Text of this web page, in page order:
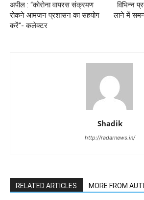
अपील : “कोरोना वायरस संक्रमण
रोकने आमजन प्रशासन का सहयोग
करें”- कलेक्टर
विभिन्न
लाने में
Shadik
http://radarnews.in/
RELATED ARTICLES MORE FROM